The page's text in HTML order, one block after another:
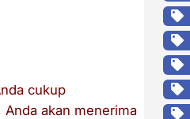
cukup
akan menerima